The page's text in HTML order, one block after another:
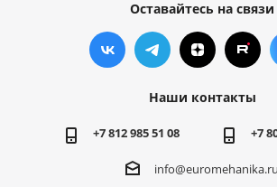
Оставайтесь на связи
Наши контакты
+7 812 985 51 08 +7
info@euromehanika.ru